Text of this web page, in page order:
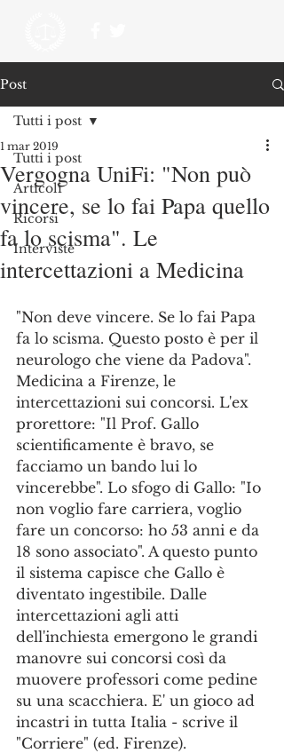
Post
Tutti i post
Articoli
Ricorsi
Interviste
Tutti i post
Vergogna UniFi: "Non può
vincere, se lo fai Papa quello
fa lo scisma". Le
intercettazioni a Medicina
1 mar 2019
"Non deve vincere. Se lo fai Papa
fa lo scisma. Questo posto è per il
neurologo che viene da Padova".
Medicina a Firenze, le
intercettazioni sui concorsi. L'ex
prorettore: "Il Prof. Gallo
scientificamente è bravo, se
facciamo un bando lui lo
vincerebbe". Lo sfogo di Gallo: "Io
non voglio fare carriera, voglio
fare un concorso: ho 53 anni e da
18 sono associato". A questo punto
il sistema capisce che Gallo è
diventato ingestibile. Dalle
intercettazioni agli atti
dell'inchiesta emergono le grandi
manovre sui concorsi così da
muovere professori come pedine
su una scacchiera. E' un gioco ad
incastri in tutta Italia - scrive il
"Corriere" (ed. Firenze).